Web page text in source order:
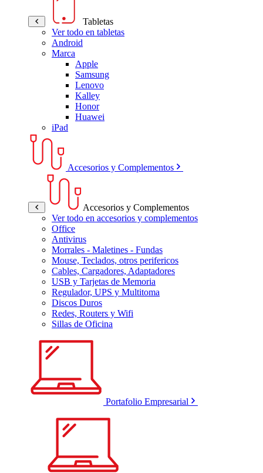
Tabletas
Ver todo en tabletas
Android
Marca
Apple
Samsung
Lenovo
Kalley
Honor
Huawei
iPad
Accesorios y Complementos
Accesorios y Complementos
Ver todo en accesorios y complementos
Office
Antivirus
Morrales - Maletines - Fundas
Mouse, Teclados, otros perifericos
Cables, Cargadores, Adaptadores
USB y Tarjetas de Memoria
Regulador, UPS y Multitoma
Discos Duros
Redes, Routers y Wifi
Sillas de Oficina
Portafolio Empresarial